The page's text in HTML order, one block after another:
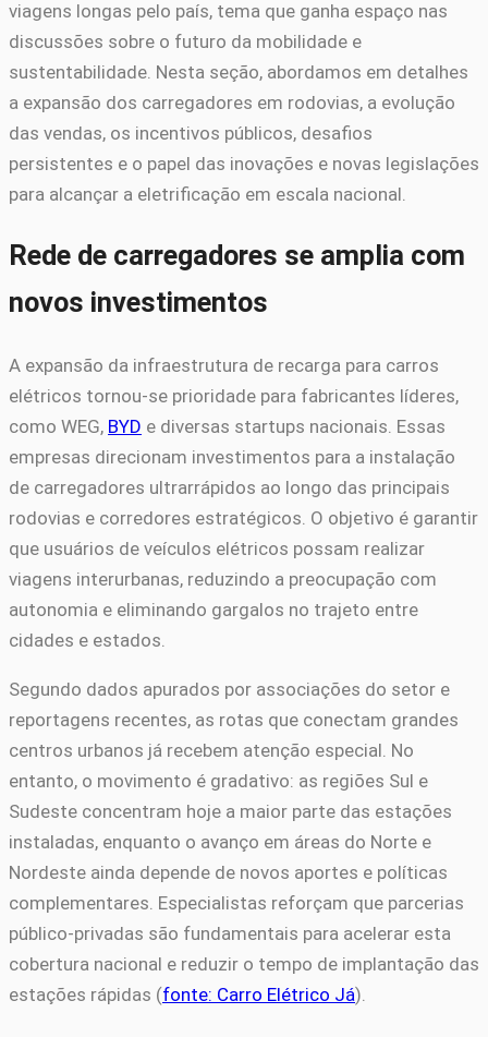
viagens longas pelo país, tema que ganha espaço nas
discussões sobre o futuro da mobilidade e
sustentabilidade. Nesta seção, abordamos em detalhes
a expansão dos carregadores em rodovias, a evolução
das vendas, os incentivos públicos, desafios
persistentes e o papel das inovações e novas legislações
para alcançar a eletrificação em escala nacional.
Rede de carregadores se amplia com
novos investimentos
A expansão da infraestrutura de recarga para carros
elétricos tornou-se prioridade para fabricantes líderes,
como WEG, BYD e diversas startups nacionais. Essas
empresas direcionam investimentos para a instalação
de carregadores ultrarrápidos ao longo das principais
rodovias e corredores estratégicos. O objetivo é garantir
que usuários de veículos elétricos possam realizar
viagens interurbanas, reduzindo a preocupação com
autonomia e eliminando gargalos no trajeto entre
cidades e estados.
Segundo dados apurados por associações do setor e
reportagens recentes, as rotas que conectam grandes
centros urbanos já recebem atenção especial. No
entanto, o movimento é gradativo: as regiões Sul e
Sudeste concentram hoje a maior parte das estações
instaladas, enquanto o avanço em áreas do Norte e
Nordeste ainda depende de novos aportes e políticas
complementares. Especialistas reforçam que parcerias
público-privadas são fundamentais para acelerar esta
cobertura nacional e reduzir o tempo de implantação das
estações rápidas (fonte: Carro Elétrico Já).